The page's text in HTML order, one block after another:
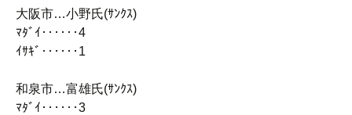
大阪市…小野氏(ｻﾝｸｽ)
ﾏﾀﾞｲ‥‥‥4
ｲｻｷﾞ‥‥‥1
和泉市…富雄氏(ｻﾝｸｽ)
ﾏﾀﾞｲ‥‥‥3